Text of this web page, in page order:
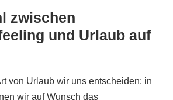
zwischen
und Urlaub auf
von Urlaub wir uns entscheiden: in
wir auf Wunsch das